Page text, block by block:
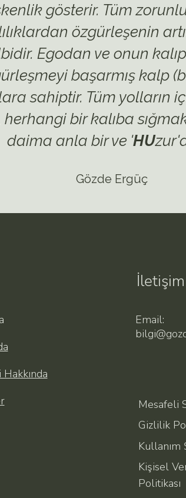
gösterir. Tüm
özgürleşenin
Egodan ve onun
başarmış kalp
sahiptir. Tüm yolların
bir kalıba
daima anla bir ve 'HU
Gözde Ergüç
İletişim
Email:
Mesafeli
Gizlilik
Kullanım
Kişisel
Politikası